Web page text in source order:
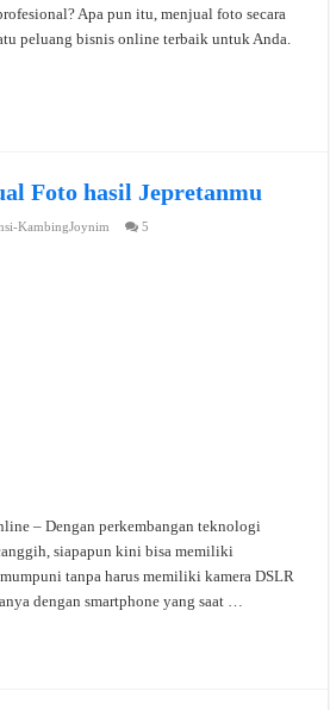
Apa pun itu, menjual foto secara
peluang bisnis online terbaik untuk Anda.
Foto hasil Jepretanmu
KambingJoynim 5
– Dengan perkembangan teknologi
siapapun kini bisa memiliki
tanpa harus memiliki kamera DSLR
dengan smartphone yang saat …